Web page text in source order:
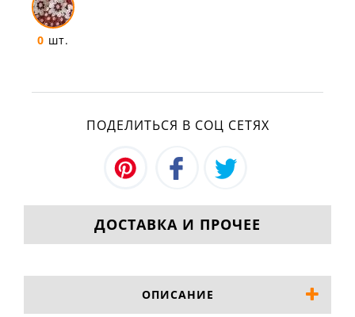
0 шт.
ПОДЕЛИТЬСЯ В СОЦ СЕТЯХ
ДОСТАВКА И ПРОЧЕЕ
ОПИСАНИЕ